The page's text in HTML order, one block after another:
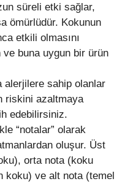
süreli etki sağlar,
ömürlüdür. Kokunun
etkili olmasını
buna uygun bir ürün
alerjilere sahip olanlar
riskini azaltmaya
edebilirsiniz.
“notalar” olarak
oluşur. Üst
orta nota (koku
koku) ve alt nota (temel